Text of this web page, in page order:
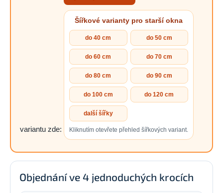
variantu zde:
Šířkové varianty pro starší okna
do 40 cm do 50 cm
do 60 cm do 70 cm
do 80 cm do 90 cm
do 100 cm do 120 cm
další šířky
Kliknutím otevřete přehled šířkových variant.
Objednání ve 4 jednoduchých krocích